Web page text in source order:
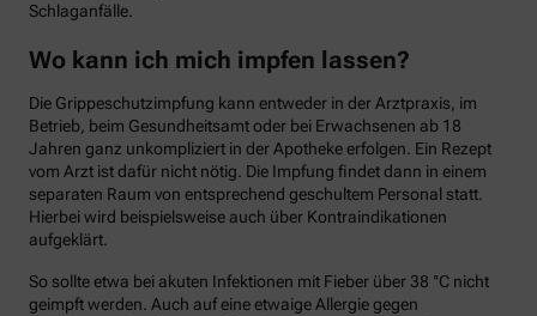
Schlaganfälle.
Wo kann ich mich impfen lassen?
Die Grippeschutzimpfung kann entweder in der Arztpraxis, im
Betrieb, beim Gesundheitsamt oder bei Erwachsenen ab 18
Jahren ganz unkompliziert in der Apotheke erfolgen. Ein Rezept
vom Arzt ist dafür nicht nötig. Die Impfung findet dann in einem
separaten Raum von entsprechend geschultem Personal statt.
Hierbei wird beispielsweise auch über Kontraindikationen
aufgeklärt.
So sollte etwa bei akuten Infektionen mit Fieber über 38 °C nicht
geimpft werden. Auch auf eine etwaige Allergie gegen